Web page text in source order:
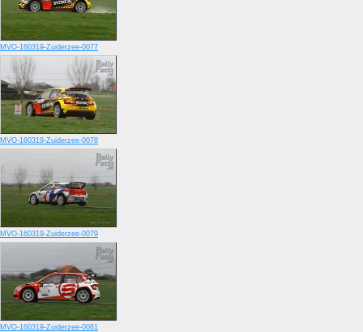
MVO-160319-Zuiderzee-0077
MVO-160319-Zuiderzee-0078
MVO-160319-Zuiderzee-0079
MVO-160319-Zuiderzee-0081